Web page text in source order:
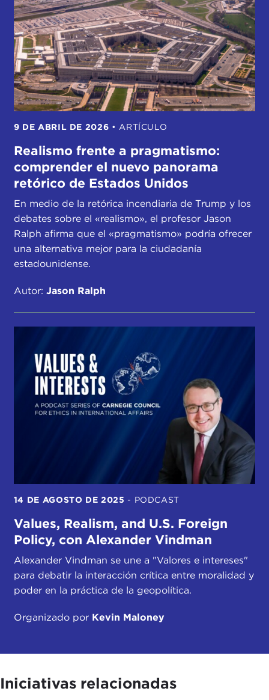
9 DE ABRIL DE 2026 • ARTÍCULO
Realismo frente a pragmatismo:
comprender el nuevo panorama
retórico de Estados Unidos
En medio de la retórica incendiaria de Trump y los
debates sobre el «realismo», el profesor Jason
Ralph afirma que el «pragmatismo» podría ofrecer
una alternativa mejor para la ciudadanía
estadounidense.
Autor: Jason Ralph
14 DE AGOSTO DE 2025 - PODCAST
Values, Realism, and U.S. Foreign
Policy, con Alexander Vindman
Alexander Vindman se une a "Valores e intereses"
para debatir la interacción crítica entre moralidad y
poder en la práctica de la geopolítica.
Organizado por Kevin Maloney
Iniciativas relacionadas